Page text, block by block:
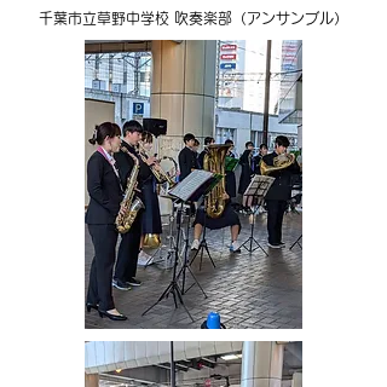
千葉市立草野中学校 吹奏楽部（アンサンブル）